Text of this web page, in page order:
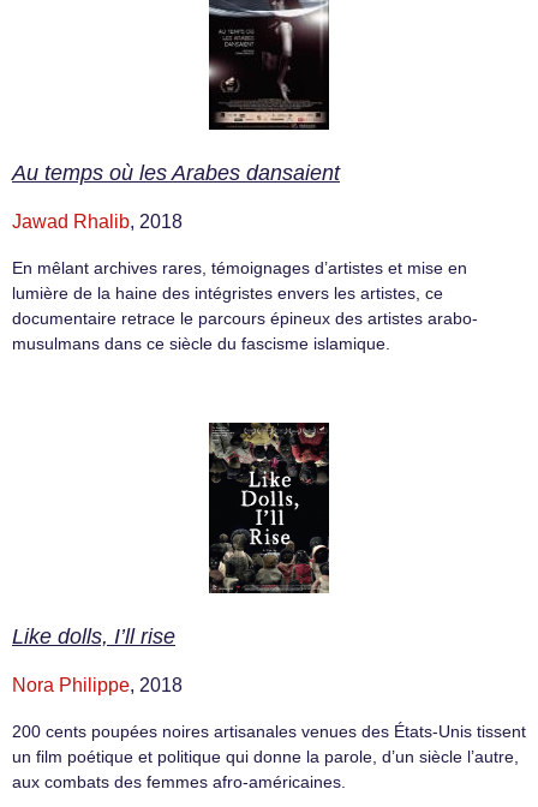
Au temps où les Arabes dansaient
Jawad Rhalib, 2018
En mêlant archives rares, témoignages d’artistes et mise en
lumière de la haine des intégristes envers les artistes, ce
documentaire retrace le parcours épineux des artistes arabo-
musulmans dans ce siècle du fascisme islamique.
Like dolls, I’ll rise
Nora Philippe, 2018
200 cents poupées noires artisanales venues des États-Unis tissent
un film poétique et politique qui donne la parole, d’un siècle l’autre,
aux combats des femmes afro-américaines.